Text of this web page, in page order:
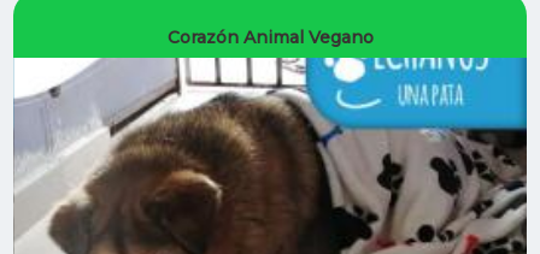
Corazón Animal Vegano